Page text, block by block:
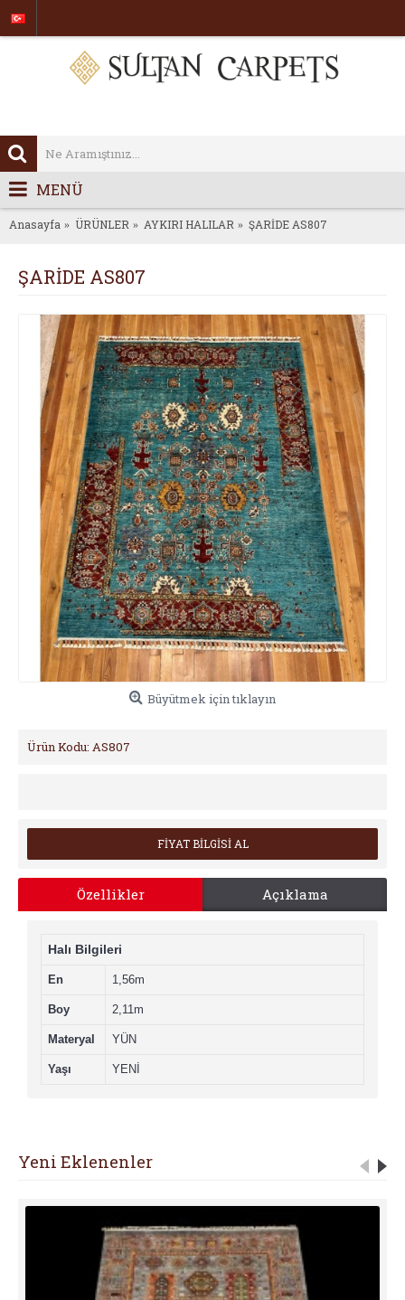
MENÜ
Anasayfa ÜRÜNLER AYKIRI HALILAR ŞARİDE AS807
ŞARİDE AS807
Büyütmek için tıklayın
Ürün Kodu: AS807
FİYAT BİLGİSİ AL
Özellikler Açıklama
Halı Bilgileri
En 1,56m
Boy 2,11m
Materyal YÜN
Yaşı YENİ
Yeni Eklenenler